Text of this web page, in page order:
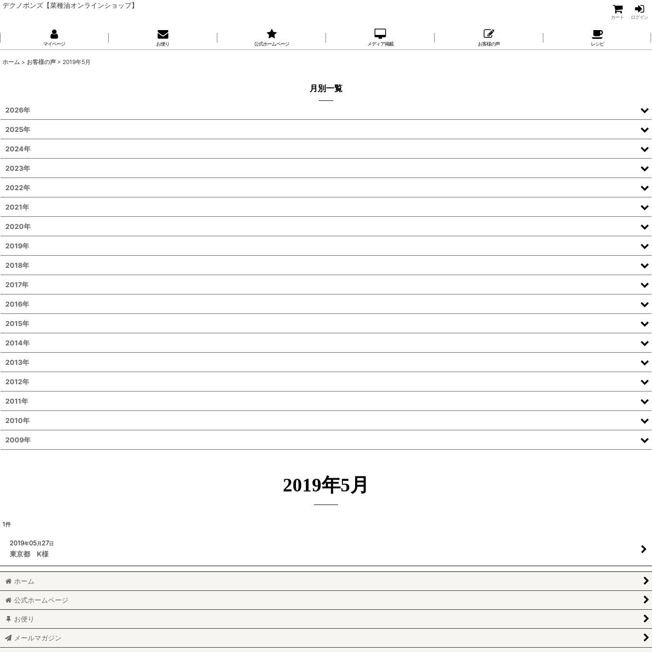
デクノボンズ【菜種油オンラインショップ】
カート ログイン
マイページ お便り 公式ホームページ メディア掲載 お客様の声 レシピ
ホーム > お客様の声 > 2019年5月
2019年5月
1件
2019年05 月 27日
東京都 K様
月別一覧
2026年
2025年
2024年
2023年
2022年
2021年
2020年
2019年
2018年
2017年
2016年
2015年
2014年
2013年
2012年
2011年
2010年
2009年
ホーム
公式ホームページ
お便り
メールマガジン